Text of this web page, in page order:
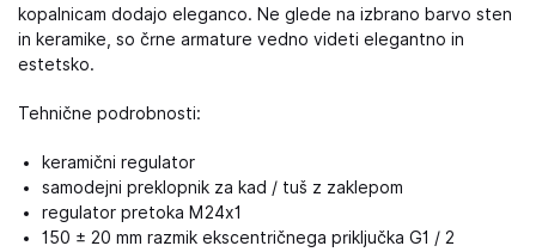
kopalnicam dodajo eleganco. Ne glede na izbrano barvo sten
in keramike, so črne armature vedno videti elegantno in
estetsko.
Tehnične podrobnosti:
keramični regulator
samodejni preklopnik za kad / tuš z zaklepom
regulator pretoka M24x1
150 ± 20 mm razmik ekscentričnega priključka G1 / 2